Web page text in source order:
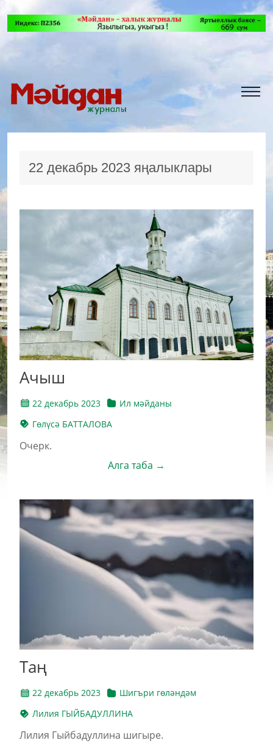
22 декабрь 2023 яңалыклары
Ачыш
22 декабрь 2023
Ил мәйданы
Гөлүсә БАТТАЛОВА
Очерк.
Алга таба →
Таң
22 декабрь 2023
Шигъри гөләндәм
Лилия ГЫЙБАДУЛЛИНА
Лилия Гыйбадуллина шигыре.